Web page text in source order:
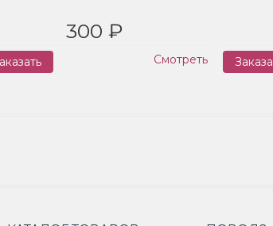
300 ₽
Смотреть